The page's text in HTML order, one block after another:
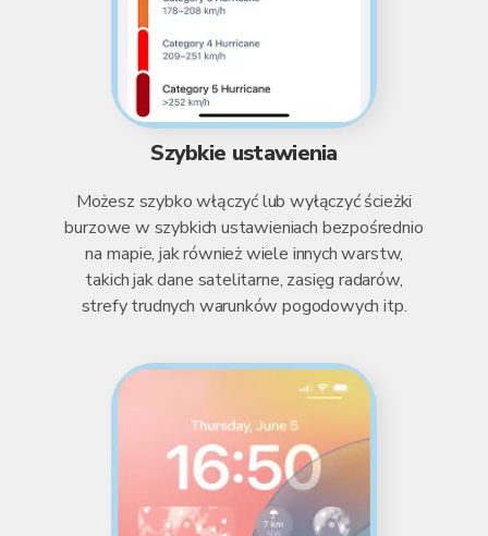
Szybkie ustawienia
Możesz szybko włączyć lub wyłączyć ścieżki
burzowe w szybkich ustawieniach bezpośrednio
na mapie, jak również wiele innych warstw,
takich jak dane satelitarne, zasięg radarów,
strefy trudnych warunków pogodowych itp.